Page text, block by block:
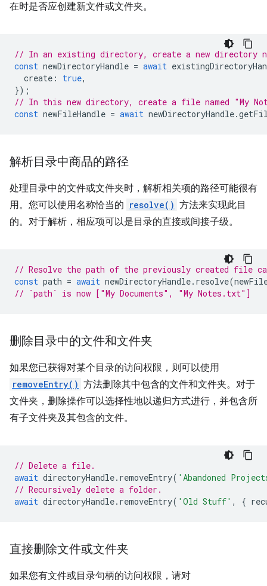
在时是否应创建新文件或文件夹。
// In an existing directory, create a new directory
const newDirectoryHandle = await
create : true,
});
// In this new directory, create a file named "My
const newFileHandle = await newDirectoryHandle.
解析目录中商品的路径
处理目录中的文件或文件夹时，解析相关项的路径可能很有
用。您可以使用名称恰当的 resolve() 方法来实现此目
的。对于解析，相应项可以是目录的直接或间接子级。
// Resolve the path of the previously created file
const path = await newDirectoryHandle. resolve(
// `path` is now ["My Documents", "My Notes.txt"]
删除目录中的文件和文件夹
如果您已获得对某个目录的访问权限，则可以使用
removeEntry() 方法删除其中包含的文件和文件夹。对于
文件夹，删除操作可以选择性地以递归方式进行，并包含所
有子文件夹及其包含的文件。
// Delete a file.
await directoryHandle. removeEntry( 'Abandoned
// Recursively delete a folder.
await directoryHandle. removeEntry( 'Old Stuff' , {
直接删除文件或文件夹
如果您有文件或目录句柄的访问权限，请对